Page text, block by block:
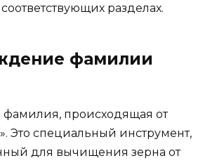
разделах.
фамилии
фамилия, происходящая от
Это специальный инструмент,
для вычищения зерна от